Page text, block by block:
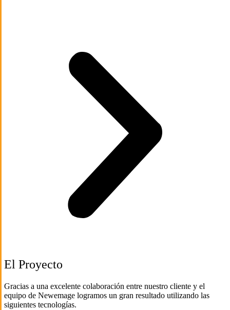
El Proyecto
Gracias a una excelente colaboración entre nuestro cliente y el
equipo de Newemage logramos un gran resultado utilizando las
siguientes tecnologías.